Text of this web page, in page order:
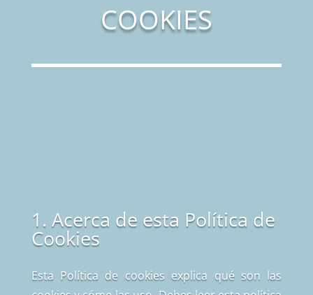
COOKIES
1. Acerca de esta Política de
Cookies
Esta Política de cookies explica qué son las